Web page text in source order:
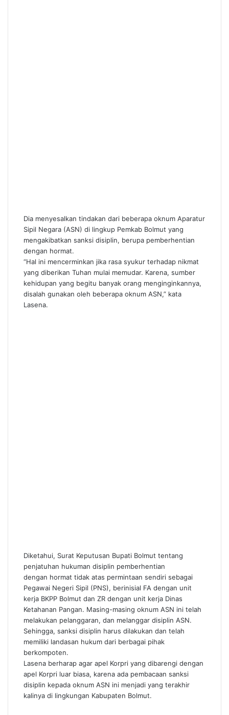
Dia menyesalkan tindakan dari beberapa oknum Aparatur
Sipil Negara (ASN) di lingkup Pemkab Bolmut yang
mengakibatkan sanksi disiplin, berupa pemberhentian
dengan hormat.
“Hal ini mencerminkan jika rasa syukur terhadap nikmat
yang diberikan Tuhan mulai memudar. Karena, sumber
kehidupan yang begitu banyak orang menginginkannya,
disalah gunakan oleh beberapa oknum ASN,” kata
Lasena.
Diketahui, Surat Keputusan Bupati Bolmut tentang
penjatuhan hukuman disiplin pemberhentian
dengan hormat tidak atas permintaan sendiri sebagai
Pegawai Negeri Sipil (PNS), berinisial FA dengan unit
kerja BKPP Bolmut dan ZR dengan unit kerja Dinas
Ketahanan Pangan. Masing-masing oknum ASN ini telah
melakukan pelanggaran, dan melanggar disiplin ASN.
Sehingga, sanksi disiplin harus dilakukan dan telah
memiliki landasan hukum dari berbagai pihak
berkompoten.
Lasena berharap agar apel Korpri yang dibarengi dengan
apel Korpri luar biasa, karena ada pembacaan sanksi
disiplin kepada oknum ASN ini menjadi yang terakhir
kalinya di lingkungan Kabupaten Bolmut.